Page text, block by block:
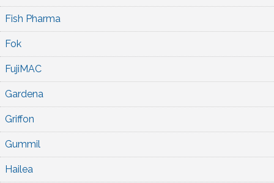
Fish Pharma
Fok
FujiMAC
Gardena
Griffon
Gummil
Hailea